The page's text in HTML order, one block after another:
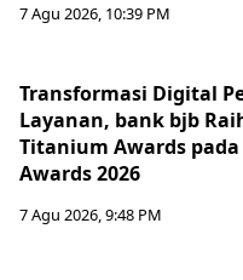
7 Agu 2026, 10:39 PM
Transformasi Digital
Layanan, bank bjb
Titanium Awards pada
Awards 2026
7 Agu 2026, 9:48 PM